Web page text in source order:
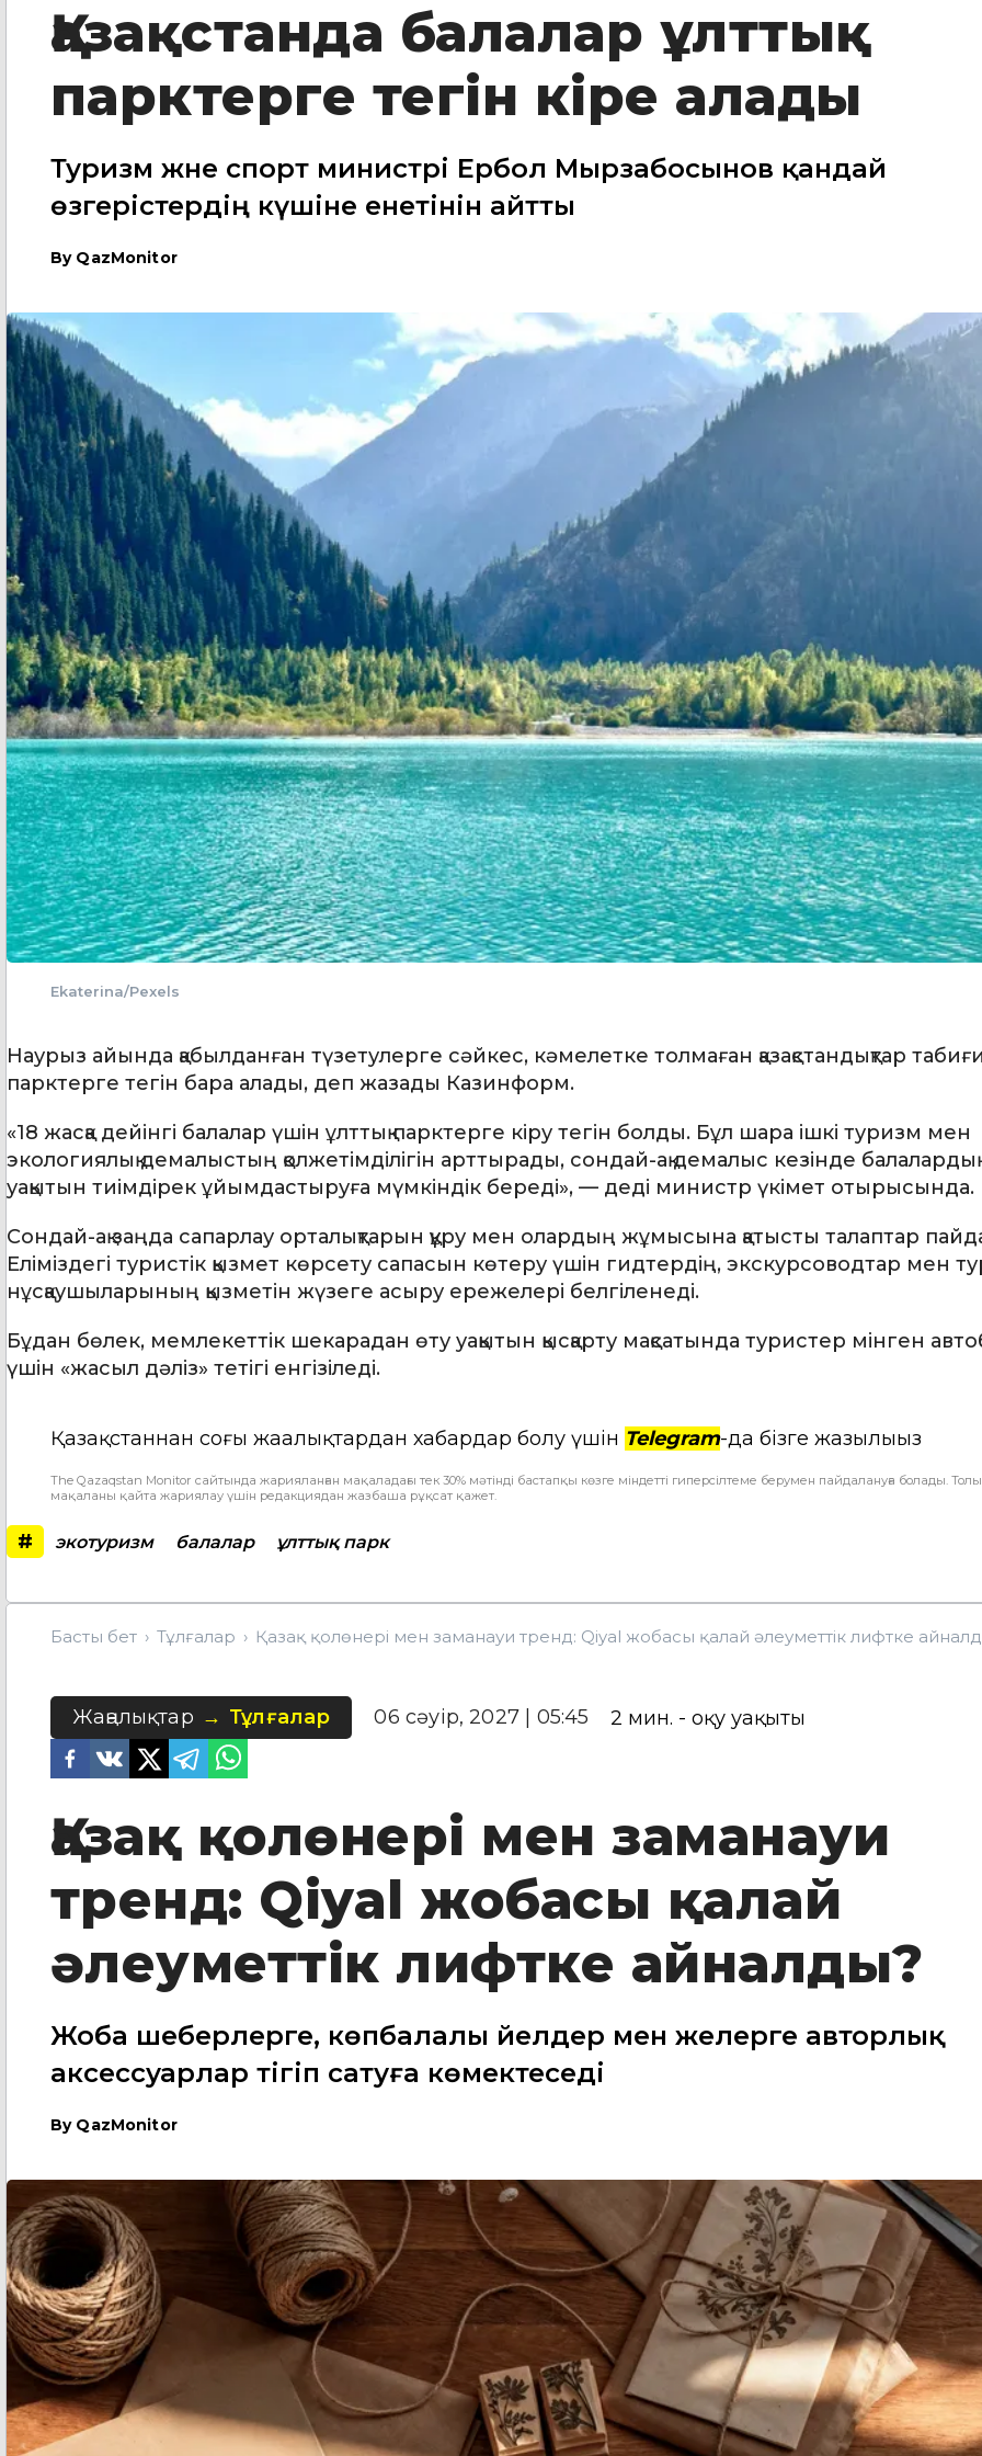
Қазақстанда балалар ұлттық
парктерге тегін кіре алады
Туризм және спорт министрі Ербол Мырзабосынов қандай
өзгерістердің күшіне енетінін айтты
By QazMonitor
Ekaterina/Pexels
Наурыз айында қабылданған түзетулерге сәйкес, кәмелетке толмаған қазақстандықтар табиғи
парктерге тегін бара алады, деп жазады Казинформ.
«18 жасқа дейінгі балалар үшін ұлттық парктерге кіру тегін болды. Бұл шара ішкі туризм мен
экологиялық демалыстың қолжетімділігін арттырады, сондай-ақ демалыс кезінде
уақытын тиімдірек ұйымдастыруға мүмкіндік береді», — деді министр үкімет отырысында.
Сондай-ақ заңда сапарлау орталықтарын құру мен олардың жұмысына қатысты талаптар
Еліміздегі туристік қызмет көрсету сапасын көтеру үшін гидтердің, экскурсоводтар мен
нұсқаушыларының қызметін жүзеге асыру ережелері белгіленеді.
Бұдан бөлек, мемлекеттік шекарадан өту уақытын қысқарту мақсатында туристер мінген
үшін «жасыл дәліз» тетігі енгізіледі.
Қазақстаннан соңғы жаңалықтардан хабардар болу үшін Telegram-да бізге жазылыңыз
The Qazaqstan Monitor сайтында жарияланған мақаладағы тек 30% мәтінді бастапқы көзге міндетті гиперсілтеме берумен пайдалануға болады.
мақаланы қайта жариялау үшін редакциядан жазбаша рұқсат қажет.
# экотуризм балалар ұлттық парк
Басты бет Тұлғалар Қазақ қолөнері мен заманауи тренд: Qiyal жобасы қалай әлеуметтік лифтке
Жаңалықтар Тұлғалар 06 сәуір, 2027 | 05:45 2 мин. - оқу уақыты
Қазақ қолөнері мен заманауи
тренд: Qiyal жобасы қалай
әлеуметтік лифтке айналды?
Жоба шеберлерге, көпбалалы әйелдер мен әжелерге авторлық
аксессуарлар тігіп сатуға көмектеседі
By QazMonitor